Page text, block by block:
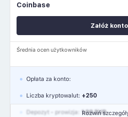
Coinbase
Średnia ocen użytkowników
Załóż konto
Rozwiń
Opłata za konto:
Liczba kryptowalut: +250
Depozyt - prowizja: 1.99 EUR